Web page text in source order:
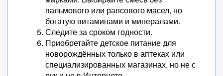
пальмового или рапсового масел, но
богатую витаминами и минералами.
Следите за сроком годности.
Приобретайте детское питание для
новорождённых только в аптеках или
специализированных магазинах, но не с